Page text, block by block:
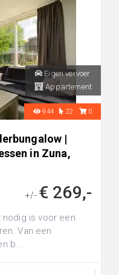
Eigen vervoer
Appartement
944 22 0
|
in Zuna,
+/- € 269,-
nodig is voor een
Van een
b...